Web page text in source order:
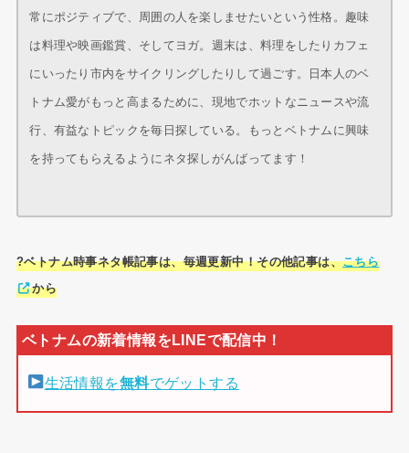
常にポジティブで、周囲の人を楽しませたいという性格。趣味
は料理や映画鑑賞、そしてヨガ。週末は、料理をしたりカフェ
にいったり市内をサイクリングしたりして過ごす。日本人のベ
トナム愛がもっと高まるために、現地でホットなニュースや流
行、有益なトピックを毎日探している。もっとベトナムに興味
を持ってもらえるようにネタ探しがんばってます！
?ベトナム時事ネタ帳記事は、毎週更新中！その他記事は、こちら
から
生活情報を無料でゲットする